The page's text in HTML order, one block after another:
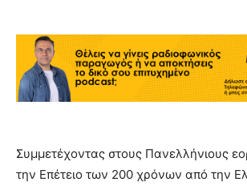
Συμμετέχοντας στους Πανελλήνιους
την Επέτειο των 200 χρόνων από την